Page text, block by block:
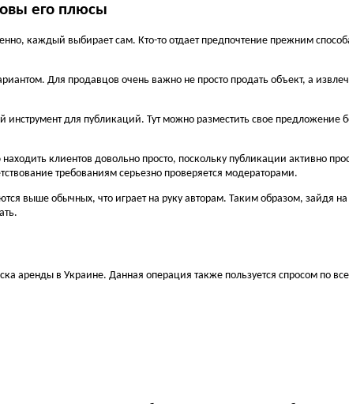
его плюсы
каждый выбирает сам. Кто-то отдает предпочтение прежним
Для продавцов очень важно не просто продать объект, а
для публикаций. Тут можно разместить свое предложение
клиентов довольно просто, поскольку публикации активно
требованиям серьезно проверяется модераторами.
выше обычных, что играет на руку авторам. Таким образом, зайдя
аренды в Украине. Данная операция также пользуется спросом по